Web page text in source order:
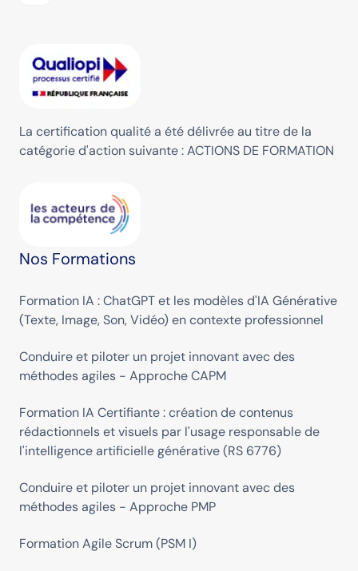
La certification qualité a été délivrée au titre de la
catégorie d'action suivante : ACTIONS DE FORMATION
Nos Formations
Formation IA : ChatGPT et les modèles d'IA Générative
(Texte, Image, Son, Vidéo) en contexte professionnel
Conduire et piloter un projet innovant avec des
méthodes agiles - Approche CAPM
Formation IA Certifiante : création de contenus
rédactionnels et visuels par l'usage responsable de
l'intelligence artificielle générative (RS 6776)
Conduire et piloter un projet innovant avec des
méthodes agiles - Approche PMP
Formation Agile Scrum (PSM I)